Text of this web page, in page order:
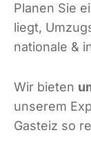
Planen Sie
liegt,
nationale &
Wir bieten
unserem
Gasteiz so